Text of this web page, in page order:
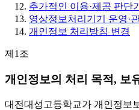
추가적인 이용·제공 판단
영상정보처리기기 운영·
개인정보 처리방침 변경
제1조
개인정보의 처리 목적, 보
대전대성고등학교가 개인정보